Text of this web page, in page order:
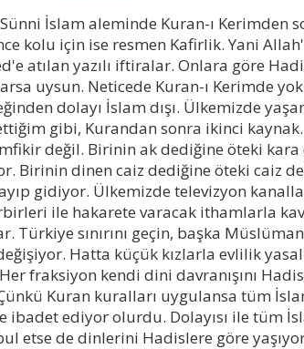
İslam aleminde Kuran-ı Kerimden
kolu için ise resmen Kafirlik. Yani
atılan yazılı iftiralar. Onlara göre
uysun. Neticede Kuran-ı Kerimde
dolayı İslam dışı. Ülkemizde
gibi, Kurandan sonra ikinci
değil. Birinin ak dediğine öteki
Birinin dinen caiz dediğine öteki caiz
gidiyor. Ülkemizde televizyon
ile hakarete varacak ithamlarla
Türkiye sınırını geçin, başka
Hatta küçük kızlarla evlilik
Her fraksiyon kendi dini davranışını
Kuran kuralları uygulansa tüm
ibadet ediyor olurdu. Dolayısı ile tüm
etse de dinlerini Hadislere göre